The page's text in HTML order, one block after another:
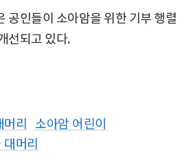
공인들이 소아암을 위한 기부 행렬
선되고 있다.
머리 소아암 어린이
대머리